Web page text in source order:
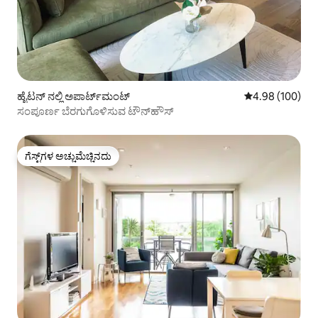
ಹೈಟನ್ ನಲ್ಲಿ ಅಪಾರ್ಟ್‌ಮಂಟ್ 5 ರಲ್ಲಿ 4.98
4.98 (100)
ಸಂಪೂರ್ಣ ಬೆರಗುಗೊಳಿಸುವ ಟೌನ್‌ಹೌಸ್
ಗೆಸ್ಟ್‌ಗಳ ಅಚ್ಚುಮೆಚ್ಚಿನದು
ಗೆಸ್ಟ್‌ಗಳ ಅಚ್ಚುಮೆಚ್ಚಿನದು